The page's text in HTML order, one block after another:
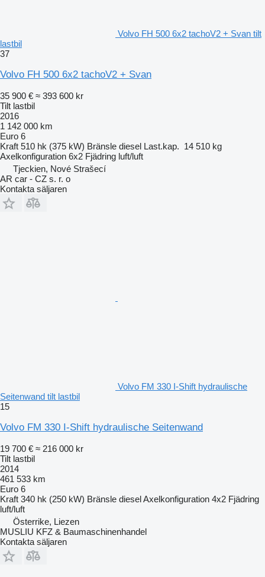
Volvo FH 500 6x2 tachoV2 + Svan tilt
lastbil
37
Volvo FH 500 6x2 tachoV2 + Svan
35 900 € ≈ 393 600 kr
Tilt lastbil
2016
1 142 000 km
Euro 6
Kraft 510 hk (375 kW) Bränsle diesel Last.kap. 14 510 kg
Axelkonfiguration 6x2 Fjädring luft/luft
Tjeckien, Nové Strašecí
AR car - CZ s. r. o
Kontakta säljaren
Volvo FM 330 I-Shift hydraulische
Seitenwand tilt lastbil
15
Volvo FM 330 I-Shift hydraulische Seitenwand
19 700 € ≈ 216 000 kr
Tilt lastbil
2014
461 533 km
Euro 6
Kraft 340 hk (250 kW) Bränsle dieselAxelkonfiguration 4x2 Fjädring
luft/luft
Österrike, Liezen
MUSLIU KFZ & Baumaschinenhandel
Kontakta säljaren